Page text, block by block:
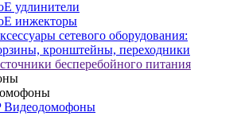
удлинители
инжекторы
сетевого оборудования:
кронштейны, переходники
бесперебойного питания
Видеодомофоны